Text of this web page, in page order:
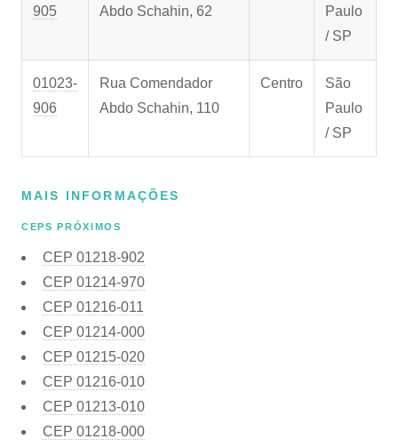
905
Abdo Schahin, 62
Paulo
/ SP
01023-
906
Rua Comendador
Abdo Schahin, 110
Centro
São
Paulo
/ SP
MAIS INFORMAÇÕES
CEPS PRÓXIMOS
CEP 01218-902
CEP 01214-970
CEP 01216-011
CEP 01214-000
CEP 01215-020
CEP 01216-010
CEP 01213-010
CEP 01218-000